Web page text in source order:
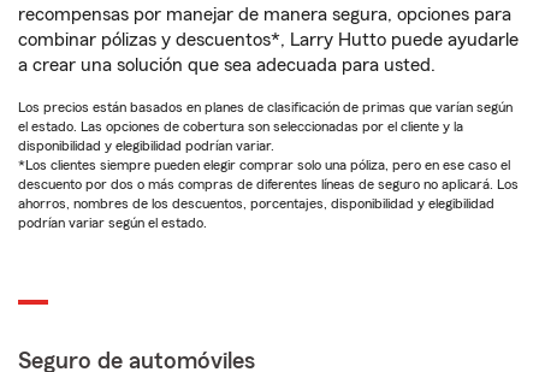
recompensas por manejar de manera segura, opciones para
combinar pólizas y descuentos*, Larry Hutto puede ayudarle
a crear una solución que sea adecuada para usted.
Los precios están basados en planes de clasificación de primas que varían según
el estado. Las opciones de cobertura son seleccionadas por el cliente y la
disponibilidad y elegibilidad podrían variar.
*Los clientes siempre pueden elegir comprar solo una póliza, pero en ese caso el
descuento por dos o más compras de diferentes líneas de seguro no aplicará. Los
ahorros, nombres de los descuentos, porcentajes, disponibilidad y elegibilidad
podrían variar según el estado.
Seguro de automóviles